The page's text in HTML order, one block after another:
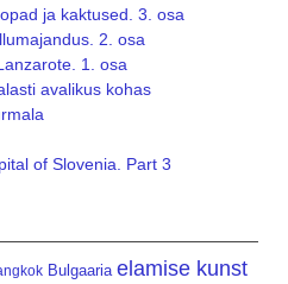
ja kaktused. 3. osa
2. osa
1. osa
avalikus kohas
of Slovenia. Part 3
Bulgaaria elamise kunst